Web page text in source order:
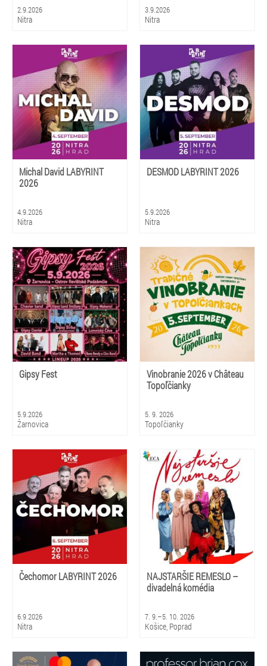
2.9.2026
Nitra
3.9.2026
Nitra
Michal David LABYRINT
2026
4.9.2026
Nitra
DESMOD LABYRINT 2026
5.9.2026
Nitra
Gipsy Fest
5.9.2026
Žarnovica
Vinobranie 2026 v Château
Topoľčianky
5. 9. 2026
Topoľčianky
Čechomor LABYRINT 2026
6.9.2026
Nitra
NAJSTARŠIE REMESLO –
divadelná komédia
7. 9.–5. 10. 2026
Košice, Poprad